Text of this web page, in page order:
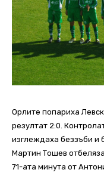
Орлите попариха
резултат 2:0.
изглеждаха беззъби и
Мартин Тошев
71-ата минута от